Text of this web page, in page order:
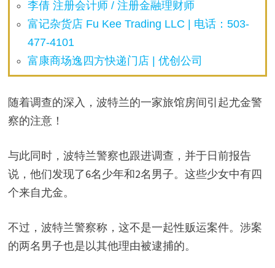
李倩 注册会计师 / 注册金融理财师
富记杂货店 Fu Kee Trading LLC | 电话：503-
477-4101
富康商场逸四方快递门店 | 优创公司
随着调查的深入，波特兰的一家旅馆房间引起尤金警
察的注意！
与此同时，波特兰警察也跟进调查，并于日前报告
说，他们发现了6名少年和2名男子。这些少女中有四
个来自尤金。
不过，波特兰警察称，这不是一起性贩运案件。涉案
的两名男子也是以其他理由被逮捕的。